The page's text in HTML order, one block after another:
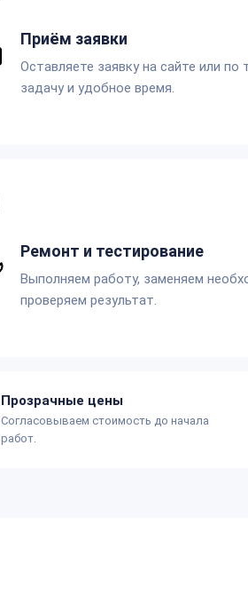
Приём заявки
Оставляете заявку на сайте или по
задачу и удобное время.
Ремонт и тестирование
Выполняем работу, заменяем
проверяем результат.
Прозрачные цены
Согласовываем стоимость до начала
работ.